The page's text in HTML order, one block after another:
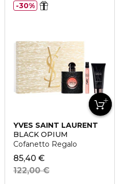
YVES SAINT LAURENT
BLACK OPIUM
Cofanetto Regalo
85,40 €
122,00 €
30%